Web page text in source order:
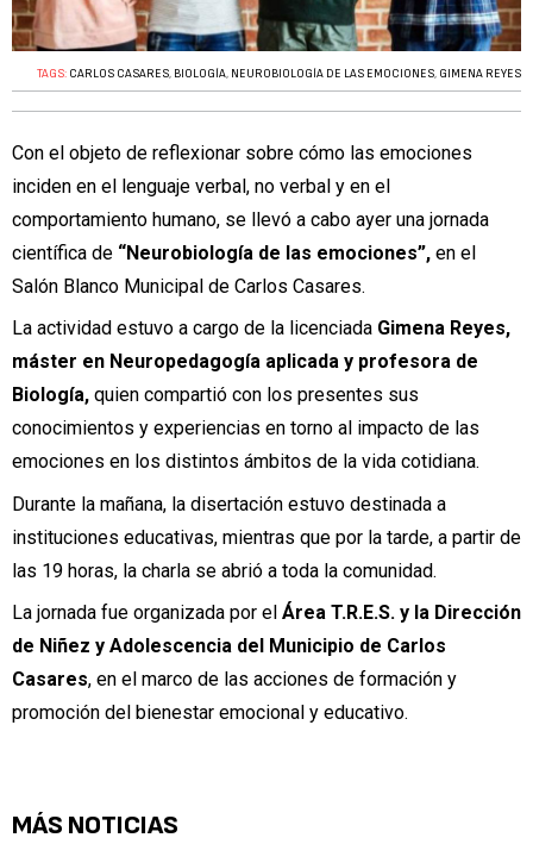
TAGS: CARLOS CASARES, BIOLOGÍA, NEUROBIOLOGÍA DE LAS EMOCIONES, GIMENA REYES
Con el objeto de reflexionar sobre cómo las emociones
inciden en el lenguaje verbal, no verbal y en el
comportamiento humano, se llevó a cabo ayer una jornada
científica de “Neurobiología de las emociones”, en el
Salón Blanco Municipal de Carlos Casares.
La actividad estuvo a cargo de la licenciada Gimena Reyes,
máster en Neuropedagogía aplicada y profesora de
Biología, quien compartió con los presentes sus
conocimientos y experiencias en torno al impacto de las
emociones en los distintos ámbitos de la vida cotidiana.
Durante la mañana, la disertación estuvo destinada a
instituciones educativas, mientras que por la tarde, a partir de
las 19 horas, la charla se abrió a toda la comunidad.
La jornada fue organizada por el Área T.R.E.S. y la Dirección
de Niñez y Adolescencia del Municipio de Carlos
Casares, en el marco de las acciones de formación y
promoción del bienestar emocional y educativo.
MÁS NOTICIAS